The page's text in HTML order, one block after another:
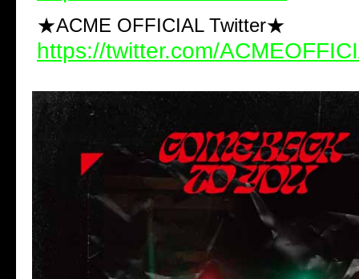
★ACME OFFICIAL Twitter★
https://twitter.com/